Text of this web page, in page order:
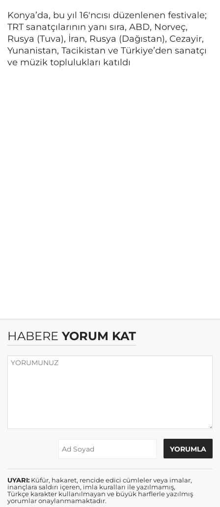
Konya’da, bu yıl 16'ncısı düzenlenen festivale;
TRT sanatçılarının yanı sıra, ABD, Norveç,
Rusya (Tuva), İran, Rusya (Dağıstan), Cezayir,
Yunanistan, Tacikistan ve Türkiye’den sanatçı
ve müzik toplulukları katıldı
HABERE YORUM KAT
UYARI: Küfür, hakaret, rencide edici cümleler veya imalar,
inançlara saldırı içeren, imla kuralları ile yazılmamış,
Türkçe karakter kullanılmayan ve büyük harflerle yazılmış
yorumlar onaylanmamaktadır.